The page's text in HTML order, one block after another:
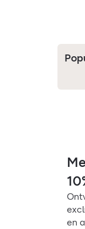
en